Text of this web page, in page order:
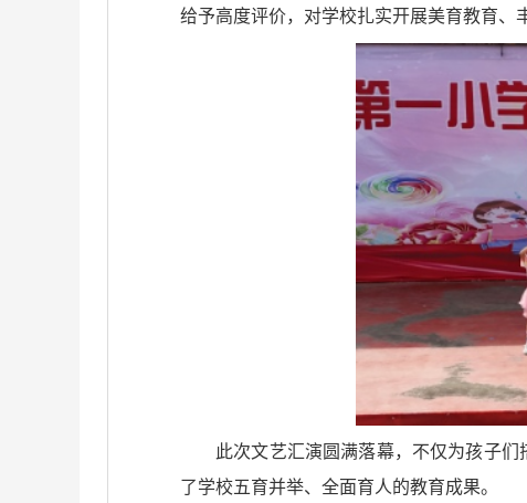
给予高度评价，对学校扎实开展美育教育、
此次文艺汇演圆满落幕，不仅为孩子
了学校五育并举、全面育人的教育成果。